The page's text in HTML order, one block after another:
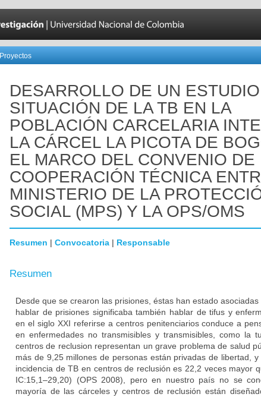
Proyectos
DESARROLLO DE UN
SITUACIÓN DE LA TB EN LA
POBLACIÓN CARCELARIA
LA CÁRCEL LA PICOTA DE
EL MARCO DEL CONVENIO DE
COOPERACIÓN TÉCNICA
MINISTERIO DE LA
SOCIAL (MPS) Y LA OPS/OMS
Resumen | Convocatoria | Responsable
Resumen
Desde que se crearon las prisiones, éstas han estado
hablar de prisiones significaba también hablar de tifus y
en el siglo XXI referirse a centros penitenciarios conduce a
en enfermedades no transmisibles y transmisibles, como la
centros de reclusion representan un grave problema de salud
más de 9,25 millones de personas están privadas de libertad,
incidencia de TB en centros de reclusión es 22,2 veces mayor
IC:15,1–29,20) (OPS 2008), pero en nuestro país no se
mayoría de las cárceles y centros de reclusión están